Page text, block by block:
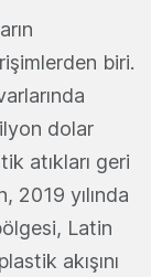
biri.
dolar
atıkları geri
2019 yılında
Latin
akışını